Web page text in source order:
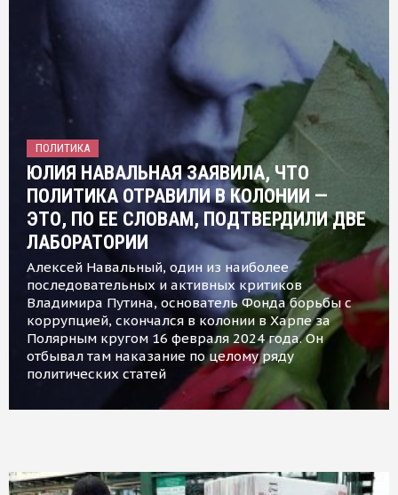
ПОЛИТИКА
ЮЛИЯ НАВАЛЬНАЯ ЗАЯВИЛА, ЧТО
ПОЛИТИКА ОТРАВИЛИ В КОЛОНИИ —
ЭТО, ПО ЕЕ СЛОВАМ, ПОДТВЕРДИЛИ ДВЕ
ЛАБОРАТОРИИ
Алексей Навальный, один из наиболее
последовательных и активных критиков
Владимира Путина, основатель Фонда борьбы с
коррупцией, скончался в колонии в Харпе за
Полярным кругом 16 февраля 2024 года. Он
отбывал там наказание по целому ряду
политических статей